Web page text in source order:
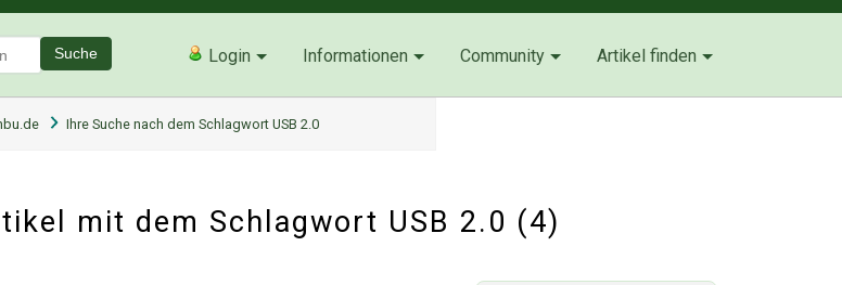
Suche Login Informationen Community Artikel finden
Ihre Suche nach dem Schlagwort USB 2.0
mit dem Schlagwort USB 2.0 (4)